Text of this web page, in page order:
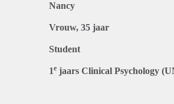
Nancy
Vrouw, 35 jaar
Student
1e jaars Clinical Psychology